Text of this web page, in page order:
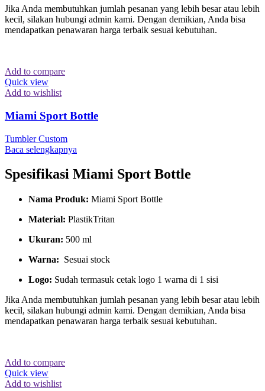
Jika Anda membutuhkan jumlah pesanan yang lebih besar atau lebih
kecil, silakan hubungi admin kami. Dengan demikian, Anda bisa
mendapatkan penawaran harga terbaik sesuai kebutuhan.
Add to compare
Quick view
Add to wishlist
Miami Sport Bottle
Tumbler Custom
Baca selengkapnya
Spesifikasi Miami Sport Bottle
Nama Produk: Miami Sport Bottle
Material: PlastikTritan
Ukuran: 500 ml
Warna: Sesuai stock
Logo: Sudah termasuk cetak logo 1 warna di 1 sisi
Jika Anda membutuhkan jumlah pesanan yang lebih besar atau lebih
kecil, silakan hubungi admin kami. Dengan demikian, Anda bisa
mendapatkan penawaran harga terbaik sesuai kebutuhan.
Add to compare
Quick view
Add to wishlist